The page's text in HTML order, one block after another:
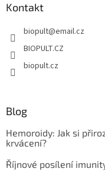
Kontakt
biopult@email.cz
BIOPULT.CZ
biopult.cz
Blog
Hemoroidy: Jak si
krvácení?
Říjnové posílení